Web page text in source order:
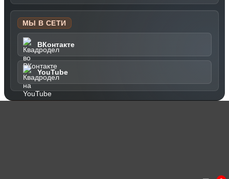
МЫ В СЕТИ
ВКонтакте
YouTube